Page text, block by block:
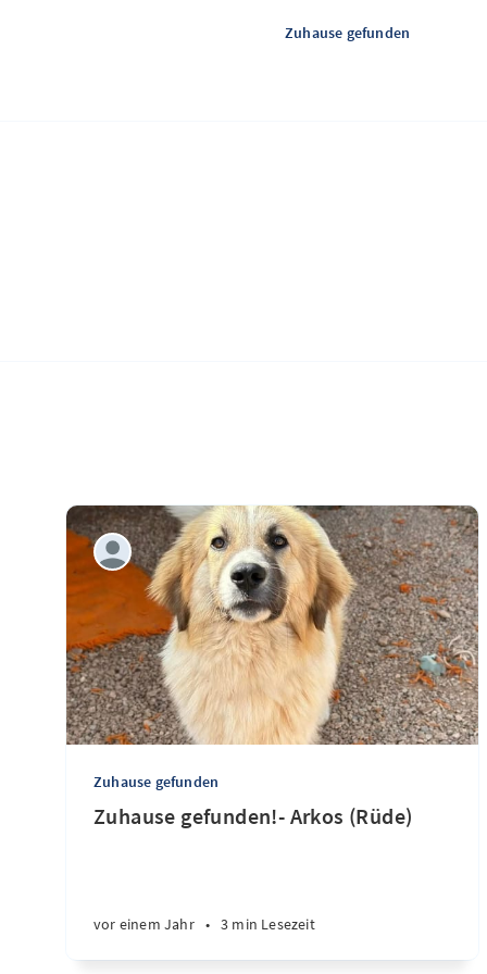
Zuhause gefunden
Zuhause gefunden
Zuhause gefunden!- Arkos (Rüde)
vor einem Jahr • 3 min Lesezeit